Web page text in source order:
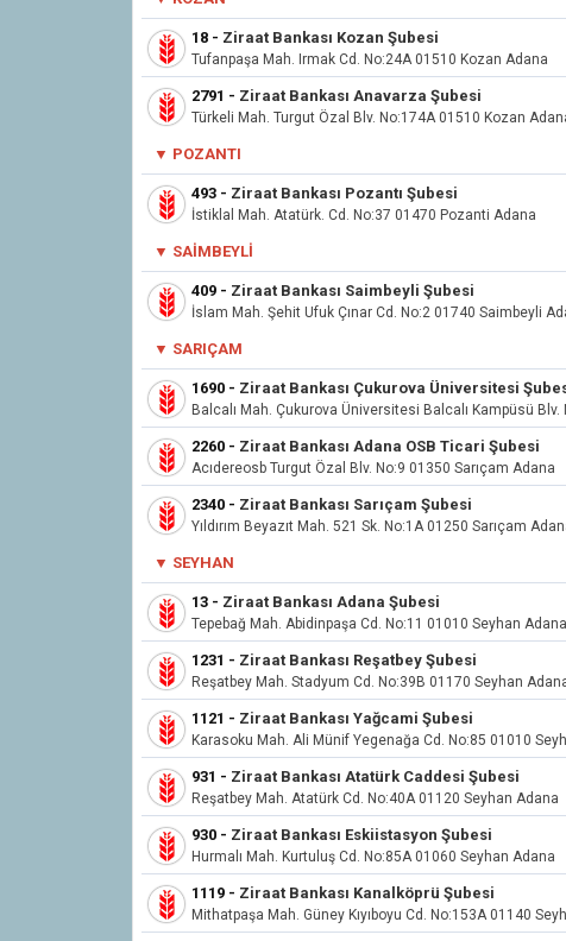
18 - Ziraat Bankası Kozan Şubesi
Tufanpaşa Mah. Irmak Cd. No:24A 01510 Kozan Adana
2791 - Ziraat Bankası Anavarza Şubesi
Türkeli Mah. Turgut Özal Blv. No:174A 01510 Kozan
▼ POZANTI
493 - Ziraat Bankası Pozantı Şubesi
İstiklal Mah. Atatürk. Cd. No:37 01470 Pozanti Adana
▼ SAIMBEYLI
409 - Ziraat Bankası Saimbeyli Şubesi
İslam Mah. Şehit Ufuk Çınar Cd. No:2 01740 Saimbeyli
▼ SARIÇAM
1690 - Ziraat Bankası Çukurova Üniversitesi
Balcalı Mah. Çukurova Üniversitesi Balcalı Kampüsü Blv.
2260 - Ziraat Bankası Adana OSB Ticari Şubesi
Acıdereosb Turgut Özal Blv. No:9 01350 Sarıçam Adana
2340 - Ziraat Bankası Sarıçam Şubesi
Yıldırım Beyazıt Mah. 521 Sk. No:1A 01250 Sarıçam
▼ SEYHAN
13 - Ziraat Bankası Adana Şubesi
Tepebağ Mah. Abidinpaşa Cd. No:11 01010 Seyhan Adana
1231 - Ziraat Bankası Reşatbey Şubesi
Reşatbey Mah. Stadyum Cd. No:39B 01170 Seyhan
1121 - Ziraat Bankası Yağcami Şubesi
Karasoku Mah. Ali Münif Yegenağa Cd. No:85 01010
931 - Ziraat Bankası Atatürk Caddesi Şubesi
Reşatbey Mah. Atatürk Cd. No:40A 01120 Seyhan Adana
930 - Ziraat Bankası Eskiistasyon Şubesi
Hurmalı Mah. Kurtuluş Cd. No:85A 01060 Seyhan Adana
1119 - Ziraat Bankası Kanalköprü Şubesi
Mithatpaşa Mah. Güney Kıyıboyu Cd. No:153A 01140